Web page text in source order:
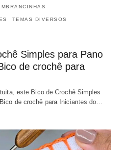
TEMAS DIVERSOS
Simples para Pano
de crochê para
este Bico de Crochê Simples
de crochê para Iniciantes do…